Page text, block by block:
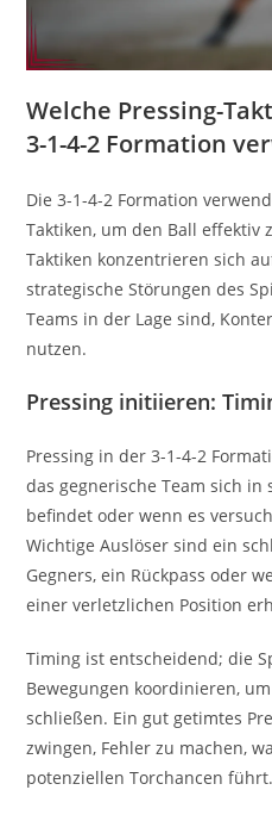
Welche Pressing-
3-1-4-2 Formation
Die 3-1-4-2 Formation
Taktiken, um den Ball effektiv
Taktiken konzentrieren sich
strategische Störungen des
Teams in der Lage sind,
nutzen.
Pressing initiieren:
Pressing in der 3-1-4-2
das gegnerische Team sich
befindet oder wenn es
Wichtige Auslöser sind ein
Gegners, ein Rückpass oder
einer verletzlichen Position
Timing ist entscheidend; die
Bewegungen koordinieren,
schließen. Ein gut getimtes
zwingen, Fehler zu machen,
potenziellen Torchancen führt.